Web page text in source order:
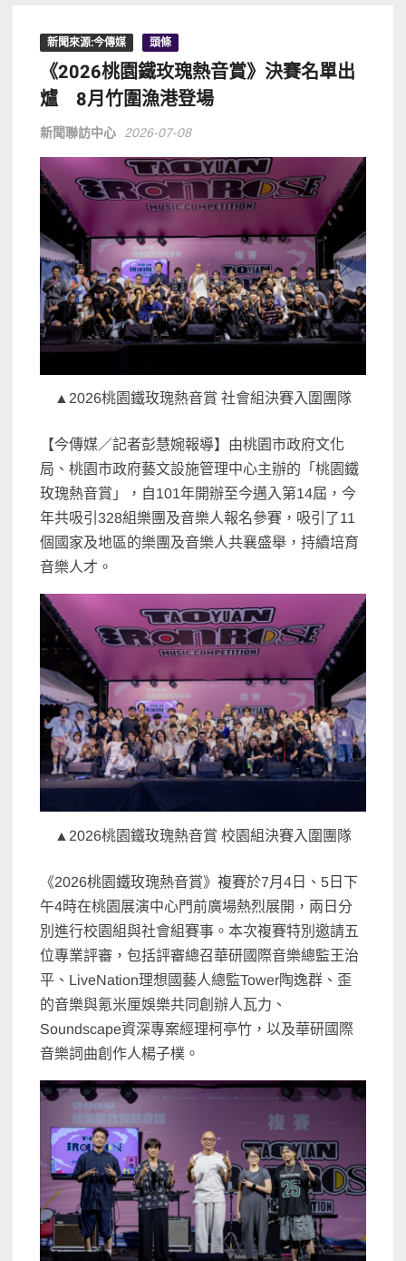
新聞來源:今傳媒 頭條
《2026桃園鐵玫瑰熱音賞》決賽名單出
爐 8月竹圍漁港登場
新聞聯訪中心 2026-07-08
▲2026桃園鐵玫瑰熱音賞 社會組決賽入圍團隊
【今傳媒／記者彭慧婉報導】由桃園市政府文化
局、桃園市政府藝文設施管理中心主辦的「桃園鐵
玫瑰熱音賞」，自101年開辦至今邁入第14屆，今
年共吸引328組樂團及音樂人報名參賽，吸引了11
個國家及地區的樂團及音樂人共襄盛舉，持續培育
音樂人才。
▲2026桃園鐵玫瑰熱音賞 校園組決賽入圍團隊
《2026桃園鐵玫瑰熱音賞》複賽於7月4日、5日下
午4時在桃園展演中心門前廣場熱烈展開，兩日分
別進行校園組與社會組賽事。本次複賽特別邀請五
位專業評審，包括評審總召華研國際音樂總監王治
平、LiveNation理想國藝人總監Tower陶逸群、歪
的音樂與氪米厘娛樂共同創辦人瓦力、
Soundscape資深專案經理柯亭竹，以及華研國際
音樂詞曲創作人楊子樸。